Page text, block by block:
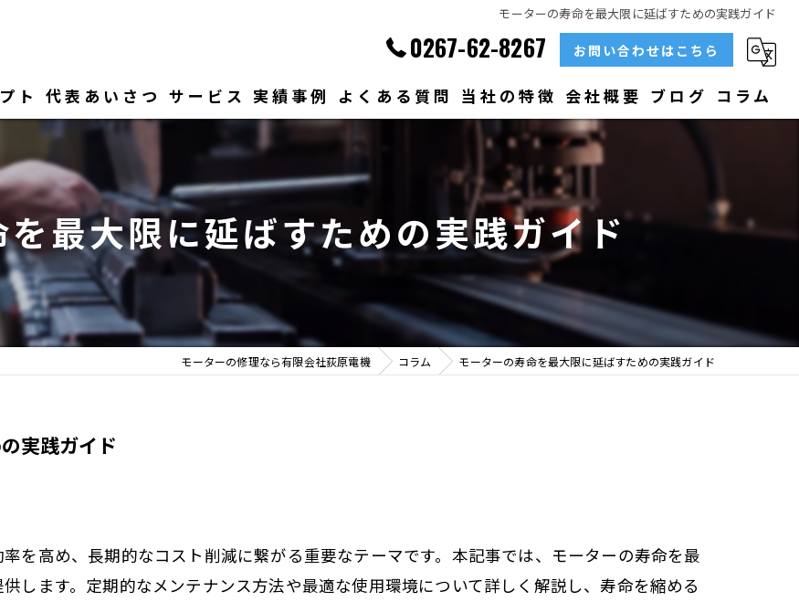
モーターの寿命を最大限に延ばすための実践ガイド
0267-62-8267 お問い合わせはこちら
ト 代表あいさつ サービス 実績事例 よくある質問 当社の特徴
ベアリング
大型
メンテナンス
販売
会社概要 ブログ コラム
最大限に延ばすための実践ガイド
モーターの修理なら有限会社荻原電機 コラム モーターの寿命を最大限に延ばすための実践ガイド
実践ガイド
を高め、長期的なコスト削減に繋がる重要なテーマです。本記事では、モーターの寿命を最
します。定期的なメンテナンス方法や最適な使用環境について詳しく解説し、寿命を縮める